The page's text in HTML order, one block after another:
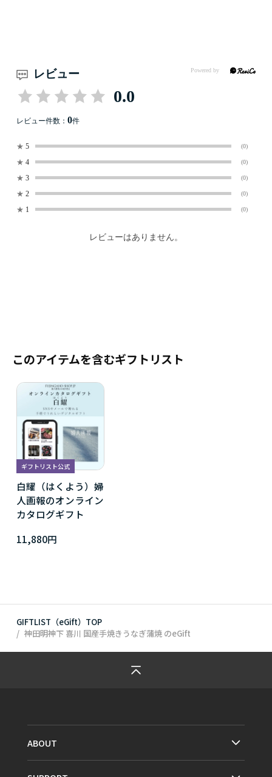
レビュー
0.0
レビュー件数： 0件
★ 5 (0)
★ 4 (0)
★ 3 (0)
★ 2 (0)
★ 1 (0)
レビューはありません。
このアイテムを含むギフトリスト
ギフトリスト公式
白耀（はくよう）婦
人画報のオンライン
カタログギフト
11,880円
GIFTLIST（eGift）TOP
神田明神下 喜川 国産手焼きうなぎ蒲焼のeGift
ABOUT